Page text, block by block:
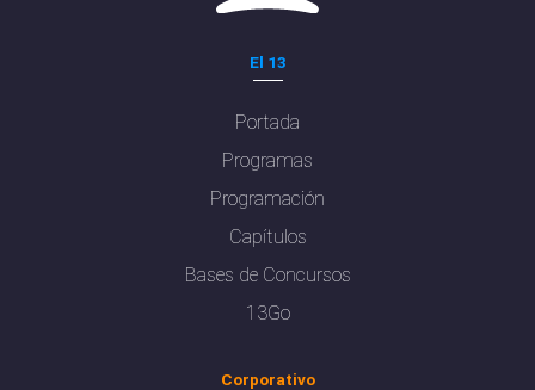
El 13
Portada
Programas
Programación
Capítulos
Bases de Concursos
13Go
Corporativo